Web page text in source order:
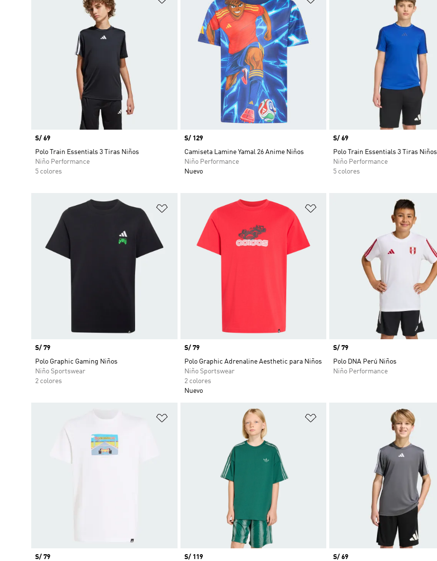
Precio
S/ 69
Polo Train Essentials 3 Tiras Niños
Niño Performance
5 colores
Precio
S/ 129
Camiseta Lamine Yamal 26 Anime Niños
Niño Performance
Nuevo
Precio
S/ 69
Polo Train Essentials 3 Tiras Niños
Niño Performance
5 colores
Añadir a la lista de deseos
Precio
S/ 79
Polo Graphic Gaming Niños
Niño Sportswear
2 colores
Añadir a la lista de deseos
Precio
S/ 79
Polo Graphic Adrenaline Aesthetic para Niños
Niño Sportswear
2 colores
Nuevo
Precio
S/ 79
Polo DNA Perú Niños
Niño Performance
Añadir a la lista de deseos
Precio
S/ 79
Añadir a la lista de deseos
Precio
S/ 119
Precio
S/ 69